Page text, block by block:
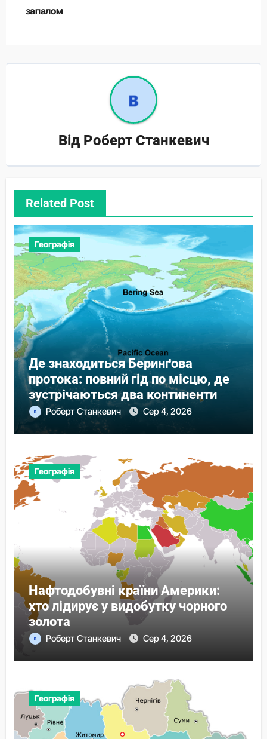
запалом
Від Роберт Станкевич
Related Post
Географія
Де знаходиться Беринґова
протока: повний гід по місцю, де
зустрічаються два континенти
Роберт Станкевич Сер 4, 2026
Географія
Нафтодобувні країни Америки:
хто лідирує у видобутку чорного
золота
Роберт Станкевич Сер 4, 2026
Географія